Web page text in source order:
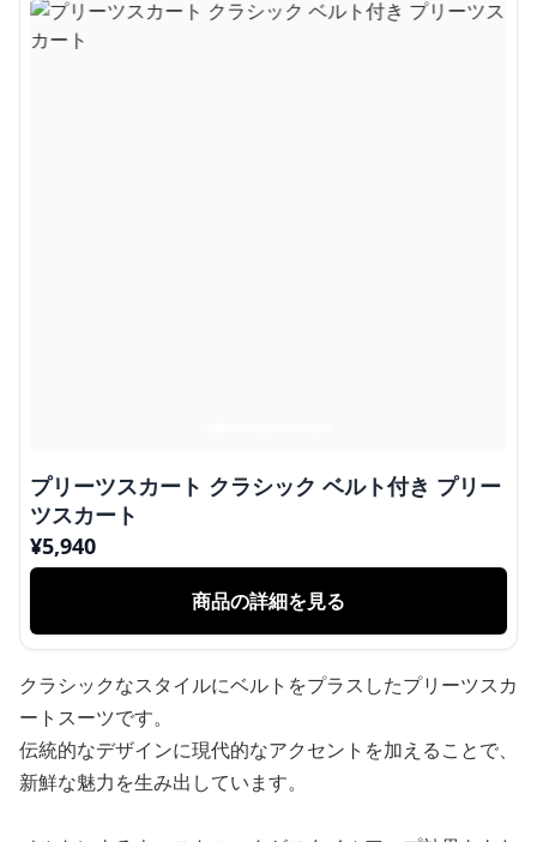
プリーツスカート クラシック ベルト付き プリー
ツスカート
¥5,940
商品の詳細を見る
クラシックなスタイルにベルトをプラスしたプリーツスカ
ートスーツです。
伝統的なデザインに現代的なアクセントを加えることで、
新鮮な魅力を生み出しています。